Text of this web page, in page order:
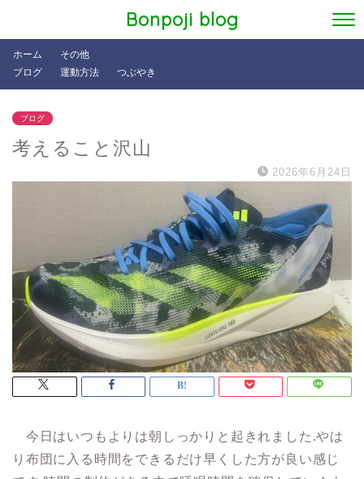
Bonpoji blog
ホーム
ブログ
その他
運動方法
つぶやき
ブログ
考えること沢山
2026年6月24日
今日はいつもよりは朝しっかりと起きれました.やは
り布団に入る時間をできるだけ早くした方が良い感じ